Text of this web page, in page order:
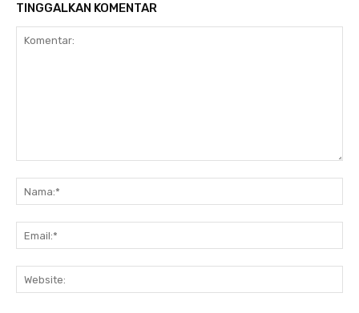
TINGGALKAN KOMENTAR